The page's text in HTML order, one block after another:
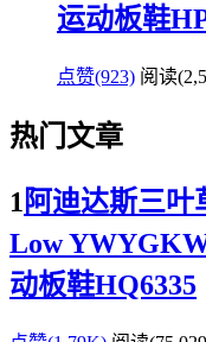
运动板鞋
点赞(923) 阅读
热门文章
1 阿迪达斯三叶
Low
动板鞋HQ6335